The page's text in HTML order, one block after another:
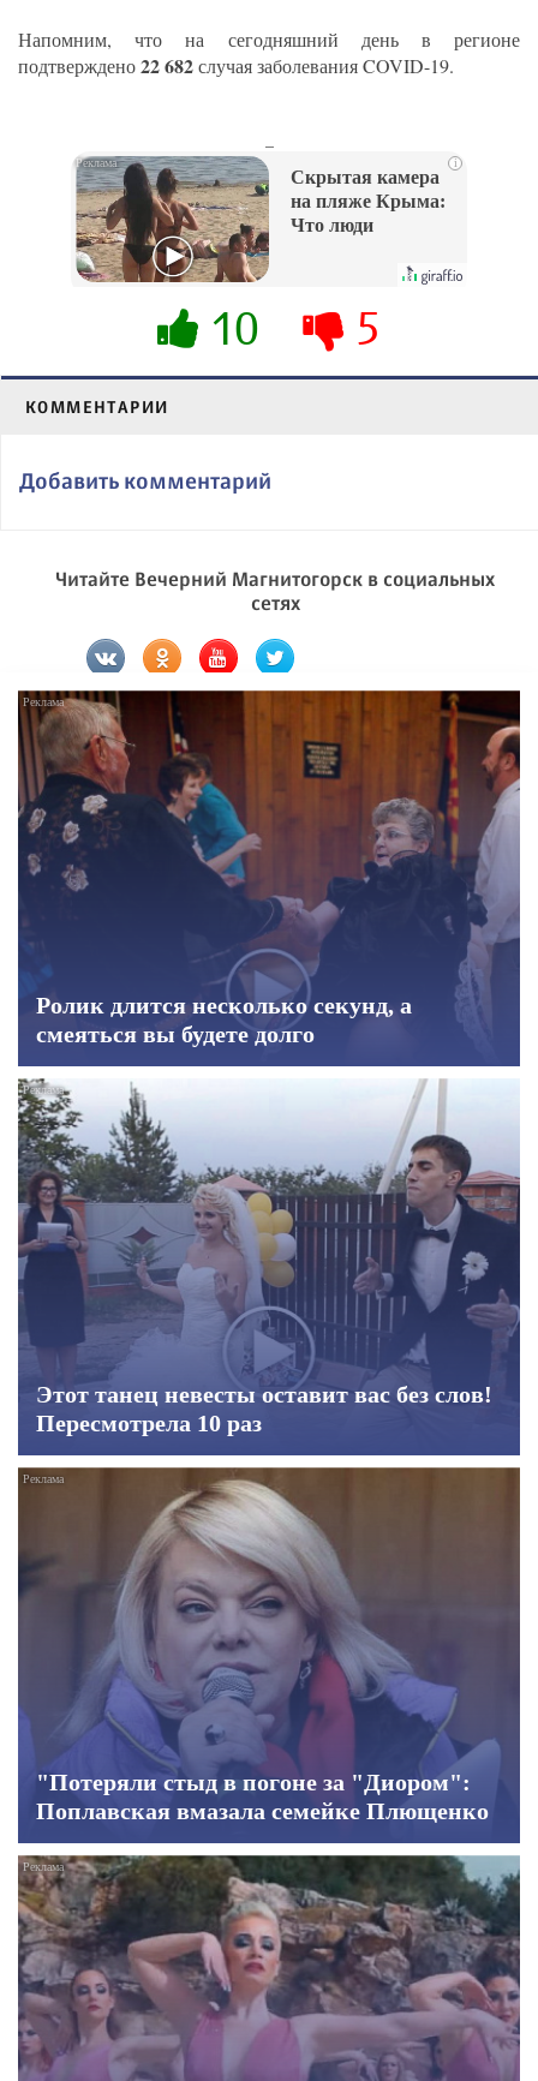
Напомним, что на сегодняшний день в регионе
подтверждено22 682случая заболевания COVID-19.
i
Скрытая камера
на пляже Крыма:
Что люди
их не видят...
10 5
КОММЕНТАРИИ
Добавить комментарий
Читайте Вечерний Магнитогорск в социальных
сетях
Ролик длится несколько секунд, а
смеяться вы будете долго
Этот танец невесты оставит вас без слов!
Пересмотрела 10 раз
"Потеряли стыд в погоне за "Диором":
Поплавская вмазала семейке Плющенко